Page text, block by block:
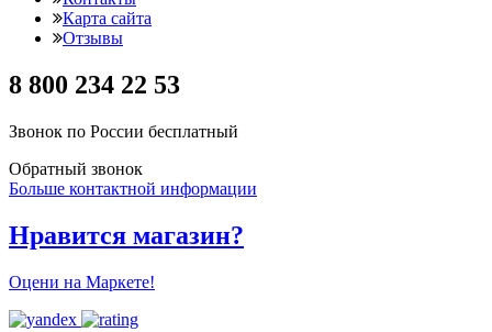
Карта сайта
Отзывы
8 800 234 22 53
Звонок по России бесплатный
Обратный звонок
Больше контактной информации
Нравится магазин?
Оцени на Маркете!